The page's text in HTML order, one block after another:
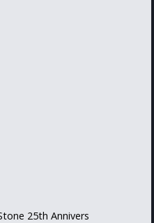
25th Annivers